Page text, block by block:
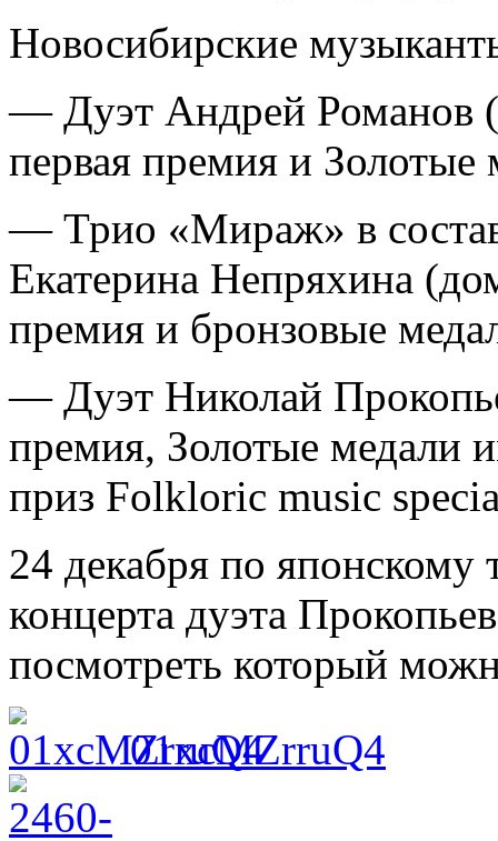
Новосибирские
— Дуэт Андрей Романов
первая премия и
— Трио «Мираж» в
Екатерина Непряхина
премия и бронзовые
— Дуэт Николай
премия, Золотые медали
приз Folkloric music
24 декабря по японскому
концерта дуэта
посмотреть который
01xcMZrruQ4